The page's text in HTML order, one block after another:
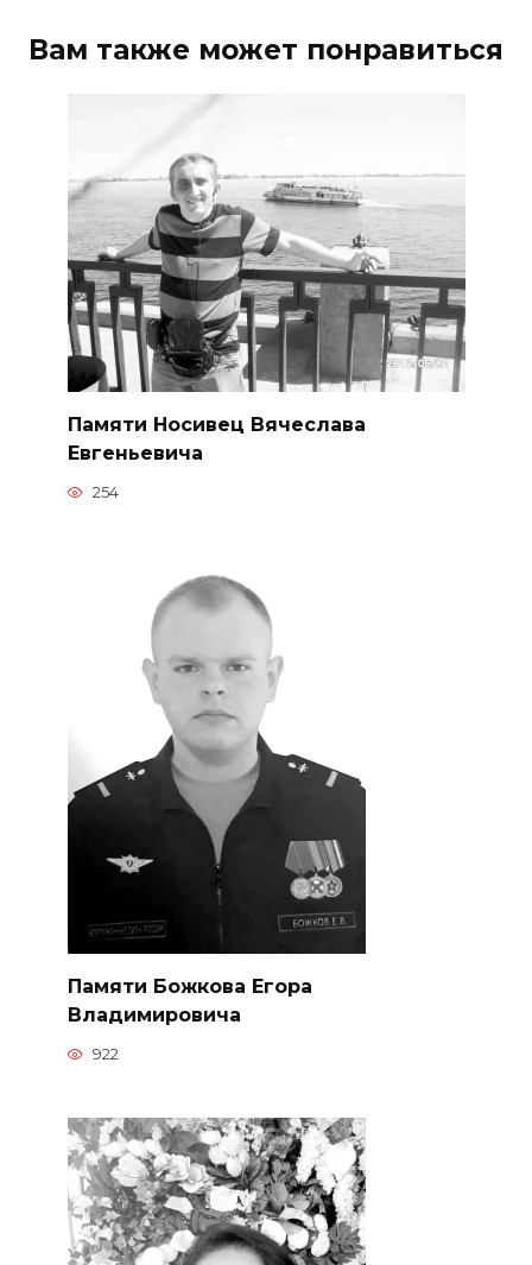
Вам также может понравиться
Памяти Носивец Вячеслава
Евгеньевича
254
Памяти Божкова Егора
Владимировича
922